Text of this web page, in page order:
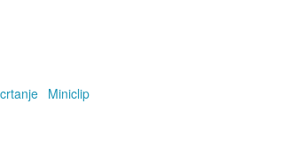
crtanje Miniclip